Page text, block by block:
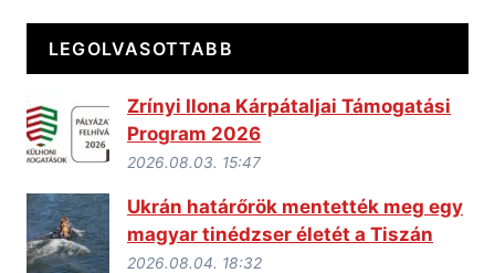
LEGOLVASOTTABB
Zrínyi Ilona Kárpátaljai Támogatási
Program 2026
2026.08.03. 15:47
Ukrán határőrök mentették meg egy
magyar tinédzser életét a Tiszán
2026.08.04. 18:32